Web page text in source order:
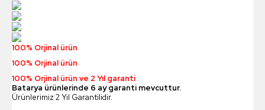
100% Orjinal ürün
100% Orjinal ürün
100% Orjinal ürün ve 2 Yıl garanti
Batarya ürünlerinde 6 ay garanti mevcuttur.
Ürünlerimiz 2 Yıl Garantilidir.